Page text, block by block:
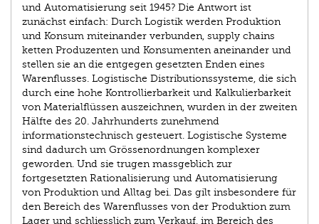
und Automatisierung seit 1945? Die Antwort ist
zunächst einfach: Durch Logistik werden Produktion
und Konsum miteinander verbunden, supply chains
ketten Produzenten und Konsumenten aneinander und
stellen sie an die entgegen gesetzten Enden eines
Warenflusses. Logistische Distributionssysteme, die sich
durch eine hohe Kontrollierbarkeit und Kalkulierbarkeit
von Materialflüssen auszeichnen, wurden in der zweiten
Hälfte des 20. Jahrhunderts zunehmend
informationstechnisch gesteuert. Logistische Systeme
sind dadurch um Grössenordnungen komplexer
geworden. Und sie trugen massgeblich zur
fortgesetzten Rationalisierung und Automatisierung
von Produktion und Alltag bei. Das gilt insbesondere für
den Bereich des Warenflusses von der Produktion zum
Lager und schliesslich zum Verkauf, im Bereich des